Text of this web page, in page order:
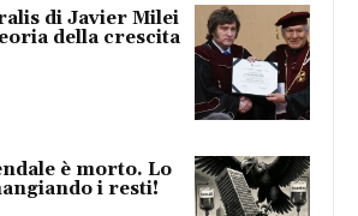
di Javier Milei
della crescita
è morto. Lo
i resti!